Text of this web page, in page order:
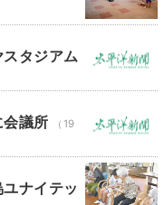
タジアム
議所
（19
ナイテッ